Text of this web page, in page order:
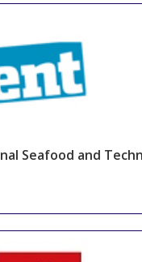
Seafood and